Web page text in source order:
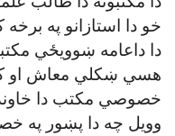
خو دا استازانو په
دا داعامه ښوويځي
هسي ښکلي معاش او
خصوصي مکتب دا
وويل چه دا پښور په